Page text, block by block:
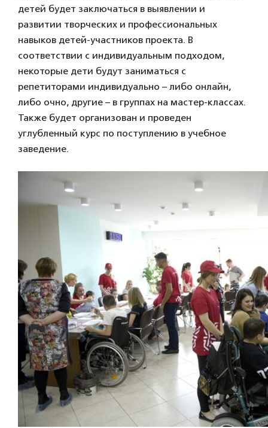
детей будет заключаться в выявлении и
развитии творческих и профессиональных
навыков детей-участников проекта. В
соответствии с индивидуальным подходом,
некоторые дети будут заниматься с
репетиторами индивидуально – либо онлайн,
либо очно, другие – в группах на мастер-классах.
Также будет организован и проведен
углубленный курс по поступлению в учебное
заведение.